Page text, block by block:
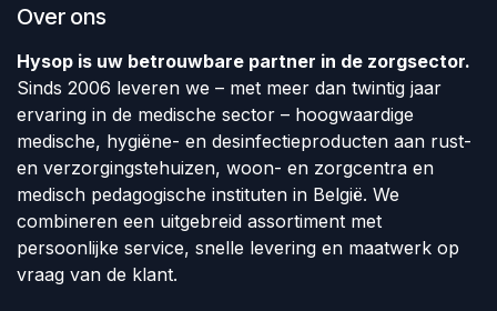
Over ons
Hysop is uw betrouwbare partner in de zorgsector.
Sinds 2006 leveren we – met meer dan twintig jaar
ervaring in de medische sector – hoogwaardige
medische, hygiëne- en desinfectieproducten aan rust-
en verzorgingstehuizen, woon- en zorgcentra en
medisch pedagogische instituten in België. We
combineren een uitgebreid assortiment met
persoonlijke service, snelle levering en maatwerk op
vraag van de klant.